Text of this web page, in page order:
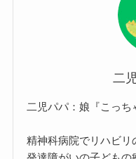
二
二児パパ：娘『こっち
精神科病院でリハビリ